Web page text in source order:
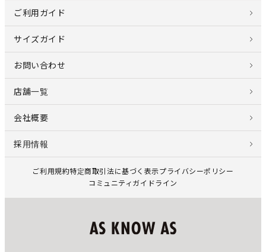
ご利用ガイド
サイズガイド
お問い合わせ
店舗一覧
会社概要
採用情報
ご利用規約特定商取引法に基づく表示プライバシーポリシー
コミュニティガイドライン